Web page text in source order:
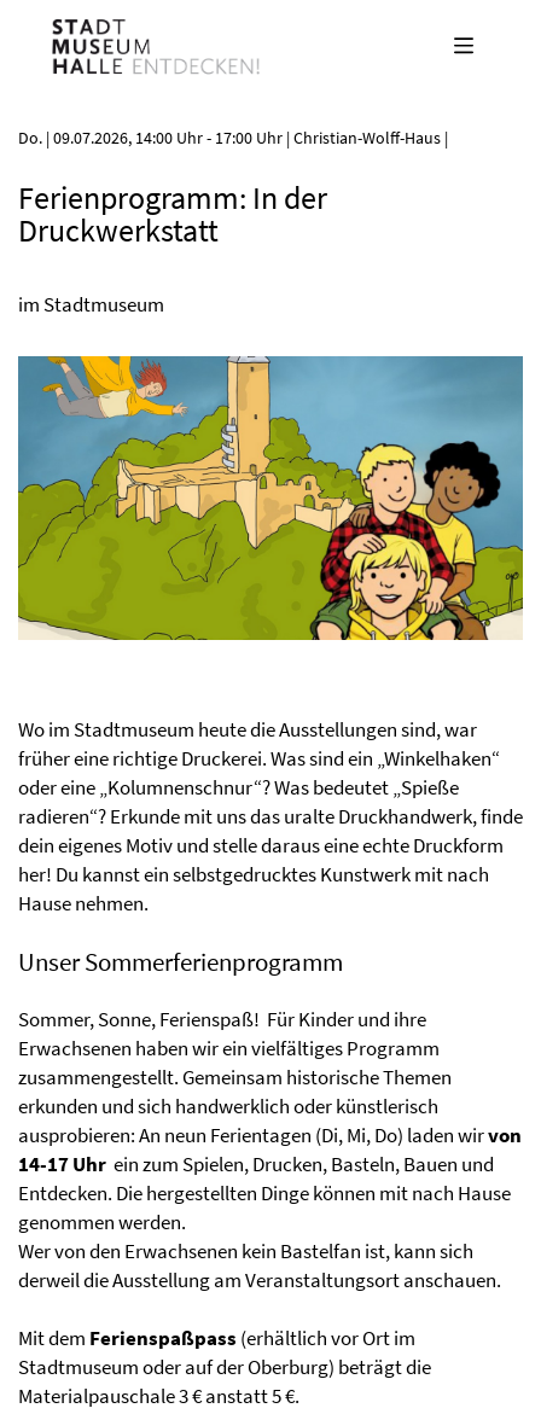
Do. | 09.07.2026, 14:00 Uhr- 17:00 Uhr | Christian-Wolff-Haus |
Ferienprogramm: In der
Druckwerkstatt
im Stadtmuseum
Wo im Stadtmuseum heute die Ausstellungen sind, war
früher eine richtige Druckerei. Was sind ein „Winkelhaken“
oder eine „Kolumnenschnur“? Was bedeutet „Spieße
radieren“? Erkunde mit uns das uralte Druckhandwerk, finde
dein eigenes Motiv und stelle daraus eine echte Druckform
her! Du kannst ein selbstgedrucktes Kunstwerk mit nach
Hause nehmen.
Unser Sommerferienprogramm
Sommer, Sonne, Ferienspaß! Für Kinder und ihre
Erwachsenen haben wir ein vielfältiges Programm
zusammengestellt. Gemeinsam historische Themen
erkunden und sich handwerklich oder künstlerisch
ausprobieren: An neun Ferientagen (Di, Mi, Do) laden wirvon
14-17 Uhr ein zum Spielen, Drucken, Basteln, Bauen und
Entdecken. Die hergestellten Dinge können mit nach Hause
genommen werden.
Wer von den Erwachsenen kein Bastelfan ist, kann sich
derweil die Ausstellung am Veranstaltungsort anschauen.
Mit dem Ferienspaßpass (erhältlich vor Ort im
Stadtmuseum oder auf der Oberburg) beträgt die
Materialpauschale 3 € anstatt 5 €.